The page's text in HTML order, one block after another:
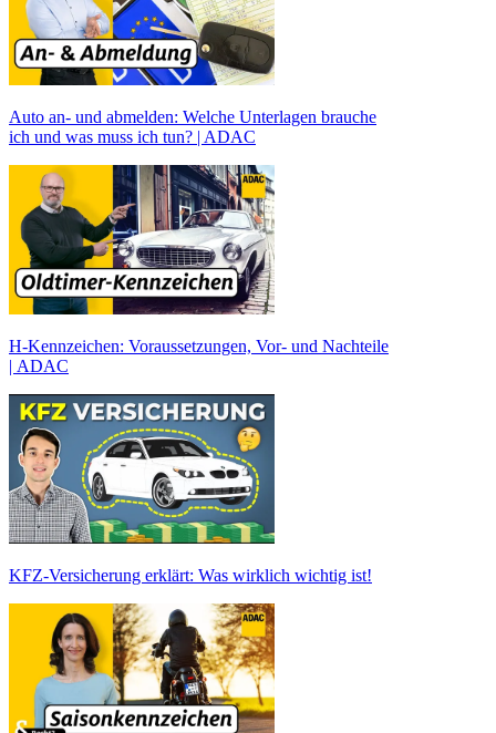
Auto an- und abmelden: Welche Unterlagen brauche
ich und was muss ich tun? | ADAC
H-Kennzeichen: Voraussetzungen, Vor- und Nachteile
| ADAC
KFZ-Versicherung erklärt: Was wirklich wichtig ist!